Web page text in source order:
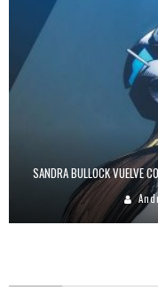
SANDRA BULLOCK VUELVE